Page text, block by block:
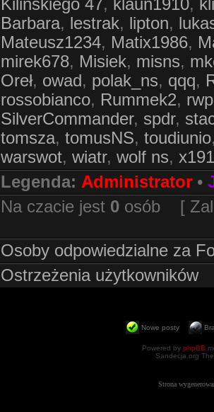
Kilinskiego 47, klaun1910,
Barbara, lestrak, lipton,
Mateusz1234, Matix1986,
mirek678, Misiek, misns,
Oreł, owad, polak_ns, qqq,
rossobianco, Rummek2, rwp
SilverCommander, spdr,
tomsza, tomusNS, toudiunio
warswot, wiatr, wolf ns,
Legenda: Administrator •
Na czacie jest 0 osób [
Osoby odpowiedzialne za
Ostrzeżenia użytkowników
Nowe posty
Powered by phpBB
Sandecja.org
Strona